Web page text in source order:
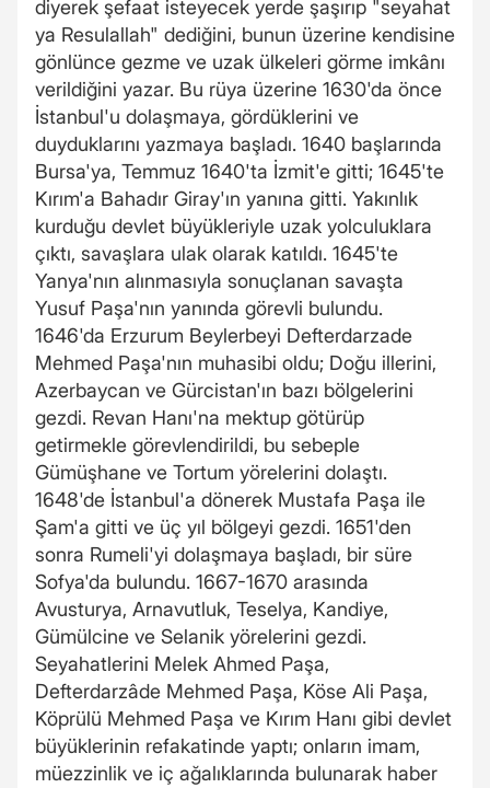
diyerek şefaat isteyecek yerde şaşırıp "seyahat
ya Resulallah" dediğini, bunun üzerine kendisine
gönlünce gezme ve uzak ülkeleri görme imkânı
verildiğini yazar. Bu rüya üzerine 1630'da önce
İstanbul'u dolaşmaya, gördüklerini ve
duyduklarını yazmaya başladı. 1640 başlarında
Bursa'ya, Temmuz 1640'ta İzmit'e gitti; 1645'te
Kırım'a Bahadır Giray'ın yanına gitti. Yakınlık
kurduğu devlet büyükleriyle uzak yolculuklara
çıktı, savaşlara ulak olarak katıldı. 1645'te
Yanya'nın alınmasıyla sonuçlanan savaşta
Yusuf Paşa'nın yanında görevli bulundu.
1646'da Erzurum Beylerbeyi Defterdarzade
Mehmed Paşa'nın muhasibi oldu; Doğu illerini,
Azerbaycan ve Gürcistan'ın bazı bölgelerini
gezdi. Revan Hanı'na mektup götürüp
getirmekle görevlendirildi, bu sebeple
Gümüşhane ve Tortum yörelerini dolaştı.
1648'de İstanbul'a dönerek Mustafa Paşa ile
Şam'a gitti ve üç yıl bölgeyi gezdi. 1651'den
sonra Rumeli'yi dolaşmaya başladı, bir süre
Sofya'da bulundu. 1667-1670 arasında
Avusturya, Arnavutluk, Teselya, Kandiye,
Gümülcine ve Selanik yörelerini gezdi.
Seyahatlerini Melek Ahmed Paşa,
Defterdarzâde Mehmed Paşa, Köse Ali Paşa,
Köprülü Mehmed Paşa ve Kırım Hanı gibi devlet
büyüklerinin refakatinde yaptı; onların imam,
müezzinlik ve iç ağalıklarında bulunarak haber